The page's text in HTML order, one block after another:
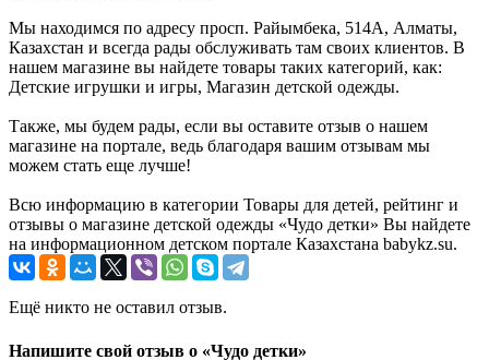
Мы находимся по адресу просп. Райымбека, 514А, Алматы,
Казахстан и всегда рады обслуживать там своих клиентов. В
нашем магазине вы найдете товары таких категорий, как:
Детские игрушки и игры, Магазин детской одежды.
Также, мы будем рады, если вы оставите отзыв о нашем
магазине на портале, ведь благодаря вашим отзывам мы
можем стать еще лучше!
Всю информацию в категории Товары для детей, рейтинг и
отзывы о магазине детской одежды «Чудо детки» Вы найдете
на информационном детском портале Казахстана babykz.su.
Ещё никто не оставил отзыв.
Напишите свой отзыв о «Чудо детки»